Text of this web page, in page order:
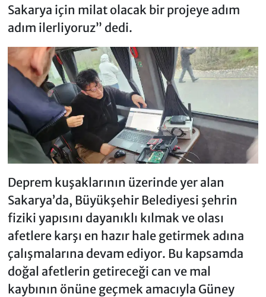
Sakarya için milat olacak bir projeye adım
adım ilerliyoruz” dedi.
Deprem kuşaklarının üzerinde yer alan
Sakarya’da, Büyükşehir Belediyesi şehrin
fiziki yapısını dayanıklı kılmak ve olası
afetlere karşı en hazır hale getirmek adına
çalışmalarına devam ediyor. Bu kapsamda
doğal afetlerin getireceği can ve mal
kaybının önüne geçmek amacıyla Güney